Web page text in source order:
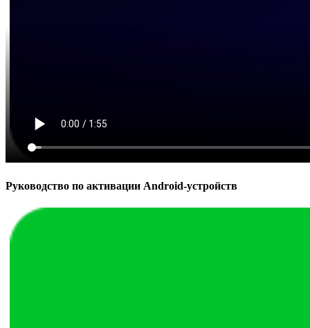
Руководство по активации Android-устройств